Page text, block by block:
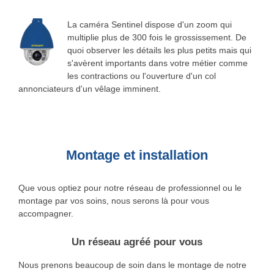
La caméra Sentinel dispose d'un zoom qui
multiplie plus de 300 fois le grossissement. De
quoi observer les détails les plus petits mais qui
s'avèrent importants dans votre métier comme
les contractions ou l'ouverture d'un col
annonciateurs d'un vêlage imminent.
Montage et installation
Que vous optiez pour notre réseau de professionnel ou le
montage par vos soins, nous serons là pour vous
accompagner.
Un réseau agréé pour vous
Nous prenons beaucoup de soin dans le montage de notre